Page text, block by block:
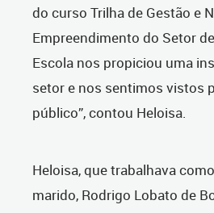
do curso Trilha de Gestão e
Empreendimento do Setor
Escola nos propiciou uma
setor e nos sentimos vistos
público”, contou Heloisa.
Heloisa, que trabalhava
marido, Rodrigo Lobato de